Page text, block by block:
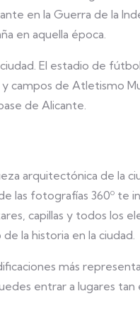
en la Guerra de la
en aquella época.
El estadio de
campos de Atletismo
de Alicante.
arquitectónica de la
las fotografías 360º te
capillas y todos los
la historia en la ciudad.
más
entrar a lugares